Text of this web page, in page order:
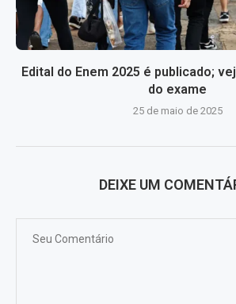
Edital do Enem 2025 é publicado;
do exame
25 de maio de 2025
DEIXE UM